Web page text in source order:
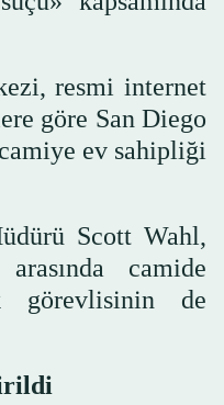
resmi internet
göre San Diego
ev sahipliği
Scott Wahl,
camide
görevlisinin de